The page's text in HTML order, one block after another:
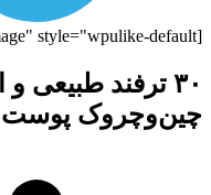
[wp_ulike button_type="image" style="wpulike-default"]
۳۰ ترفند طبیعی
چین‌وچروک پوست